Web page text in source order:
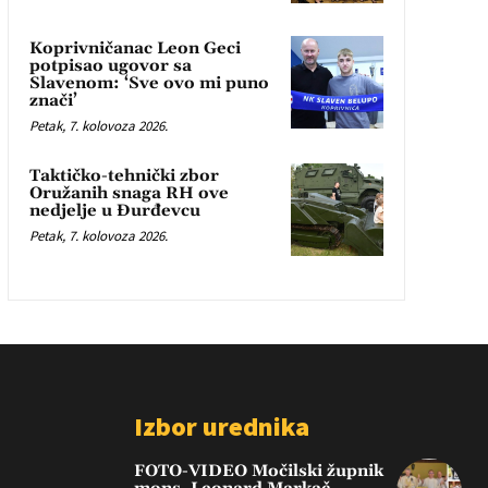
Koprivničanac Leon Geci
potpisao ugovor sa
Slavenom: ‘Sve ovo mi puno
znači’
Petak, 7. kolovoza 2026.
Taktičko-tehnički zbor
Oružanih snaga RH ove
nedjelje u Đurđevcu
Petak, 7. kolovoza 2026.
Izbor urednika
FOTO-VIDEO Močilski župnik